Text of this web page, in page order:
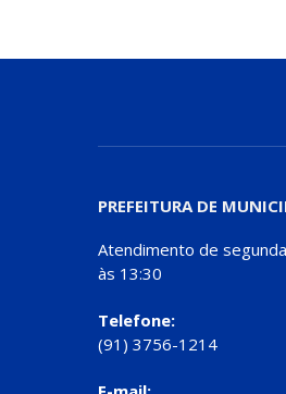
PREFEITURA DE
Atendimento de
às 13:30
Telefone:
(91) 3756-1214